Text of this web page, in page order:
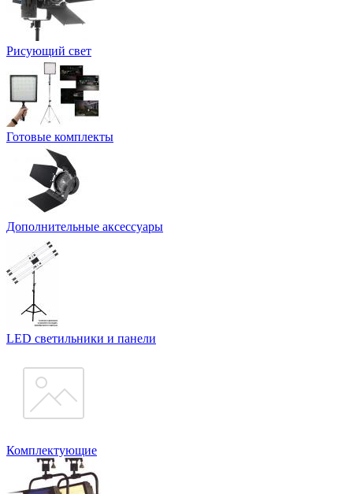
Рисующий свет
Готовые комплекты
Дополнительные аксессуары
LED светильники и панели
Комплектующие